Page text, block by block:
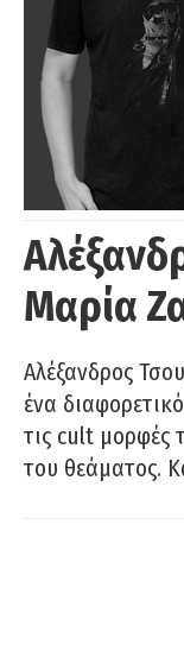
Μαρία
Αλέξανδρος
ένα
τις cult μορφές
του θεάματος.